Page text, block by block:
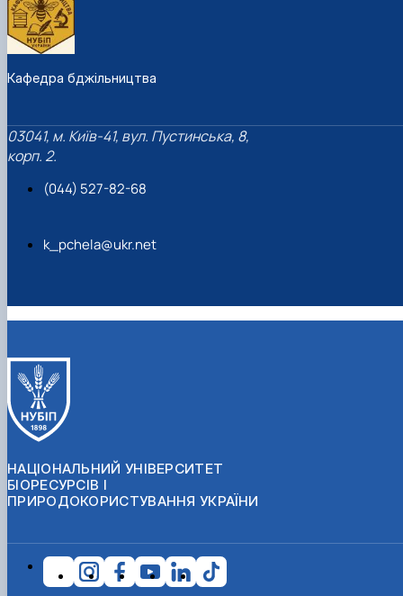
Кафедра бджільництва
03041, м. Київ-41, вул. Пустинська, 8,
корп. 2.
(044) 527-82-68
k_pchela@ukr.net
НАЦІОНАЛЬНИЙ УНІВЕРСИТЕТ
БІОРЕСУРСІВ І
ПРИРОДОКОРИСТУВАННЯ УКРАЇНИ